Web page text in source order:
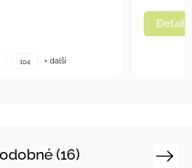
104 + další
(16) Next